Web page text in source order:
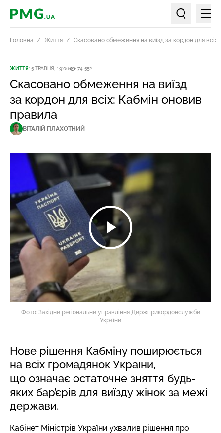
PMG.ua
Пошук по
Головна Життя Скасовано обмеження на виїзд за кордон для
ЖИТТЯ15 ТРАВНЯ, 19:06 74 552
Скасовано обмеження на виїзд
за кордон для всіх: Кабмін оновив
правила
ВІТАЛІЙ ПЛАХОТНИЙ
Фото: Західне регіональне управління Держприкордонслужби
України
Нове рішення Кабміну поширюється
на всіх громадянок України,
що означає остаточне зняття будь-
яких бар’єрів для виїзду жінок за межі
держави.
Кабінет Міністрів України ухвалив рішення про